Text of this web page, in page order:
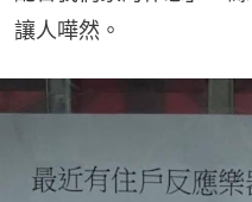
讓人嘩然。